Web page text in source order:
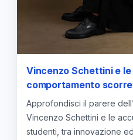
Vincenzo Schettini e
comportamento
parere legale
Approfondisci il parere
Vincenzo Schettini e le
studenti, tra innovazione